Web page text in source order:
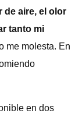
de aire, el olor
tanto mi
me molesta. En
en dos